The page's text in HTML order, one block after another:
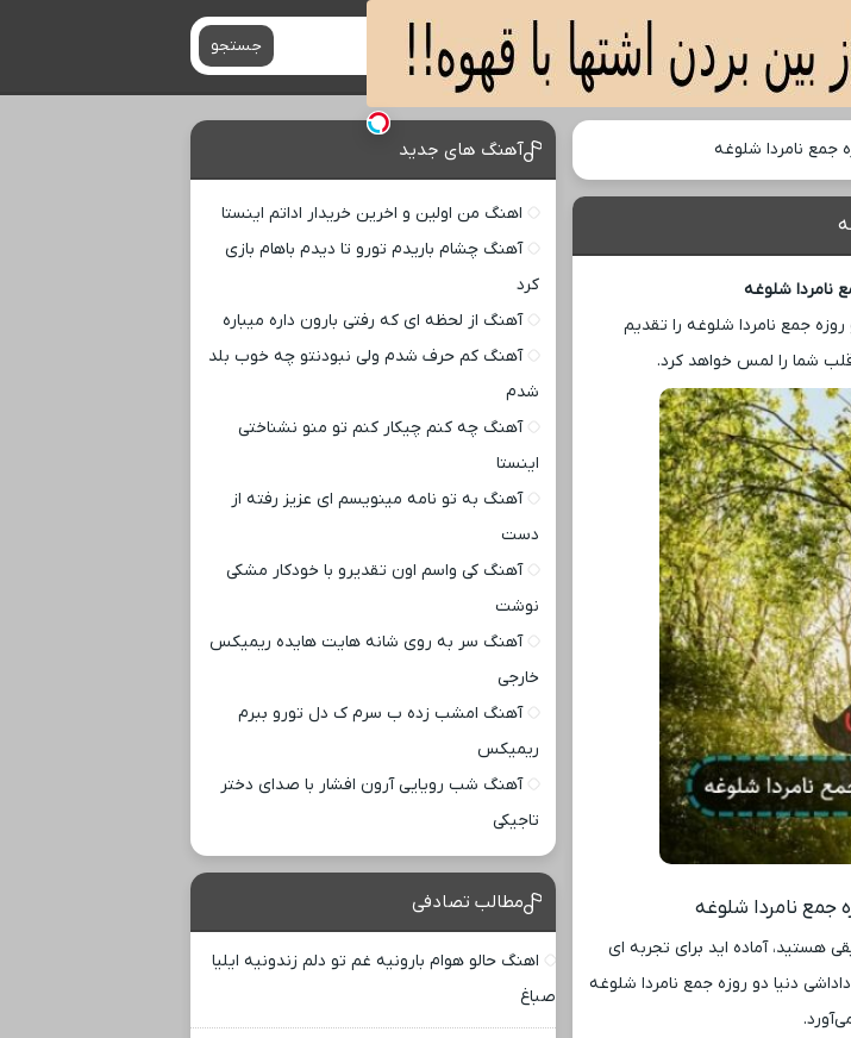
جستجو
جمع نامردا شلوغه
نامردا شلوغه
جمع نامردا شلوغه را تقدیم
شما را لمس خواهد کرد.
جمع نامردا شلوغه
هستید، آماده ‌اید برای تجربه ‌ای
دنیا دو روزه جمع نامردا شلوغه
آهنگ های جدید
اهنگ من اولین و اخرین خریدار اداتم اینستا
آهنگ چشام باریدم تورو تا دیدم باهام بازی
کرد
آهنگ از لحظه ای که رفتی بارون داره میباره
آهنگ کم حرف شدم ولی نبودنتو چه خوب بلد
شدم
آهنگ چه کنم چیکار کنم تو منو نشناختی
اینستا
آهنگ به تو نامه مینویسم ای عزیز رفته از
دست
آهنگ کی واسم اون تقدیرو با خودکار مشکی
نوشت
آهنگ سر به روی شانه هایت هایده ریمیکس
خارجی
آهنگ امشب زده ب سرم ک دل تورو ببرم
ریمیکس
آهنگ شب رویایی آرون افشار با صدای دختر
تاجیکی
مطالب تصادفی
اهنگ حالو هوام بارونیه غم تو دلم زندونیه ایلیا
صباغ